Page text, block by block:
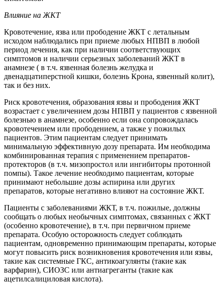
Влияние на ЖКТ
Кровотечение, язва или прободение ЖКТ с летальным
исходом наблюдались при приеме любых НПВП в любой
период лечения, как при наличии соответствующих
симптомов и наличии серьезных заболеваний ЖКТ в
анамнезе ( в т.ч. язвенная болезнь желудка и
двенадцатиперстной кишки, болезнь Крона, язвенный колит),
так и без них.
Риск кровотечения, образования язвы и прободения ЖКТ
возрастает с увеличением дозы НПВП у пациентов с язвенной
болезнью в анамнезе, особенно если она сопровождалась
кровотечением или прободением, а также у пожилых
пациентов. Этим пациентам следует принимать
минимальную эффективную дозу препарата. Им необходима
комбинированная терапия с применением препаратов-
протекторов (в т.ч. мизопростол или ингибиторы протонной
помпы). Такое лечение необходимо пациентам, которые
принимают небольшие дозы аспирина или других
препаратов, которые негативно влияют на состояние ЖКТ.
Пациенты с заболеваниями ЖКТ, в т.ч. пожилые, должны
сообщать о любых необычных симптомах, связанных с ЖКТ
(особенно кровотечение), в т.ч. при первичном приеме
препарата. Особую осторожность следует соблюдать
пациентам, одновременно принимающим препараты, которые
могут повысить риск возникновения кровотечения или язвы,
такие как системные ГКС, антикоагулянты (такие как
варфарин), СИОЗС или антиагреганты (такие как
ацетилсалициловая кислота).